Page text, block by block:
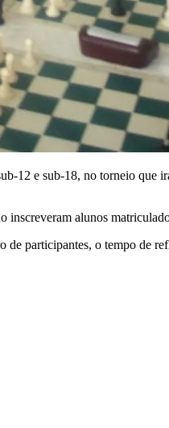
12 e sub-18, no torneio que
alunos
participantes, o tempo de